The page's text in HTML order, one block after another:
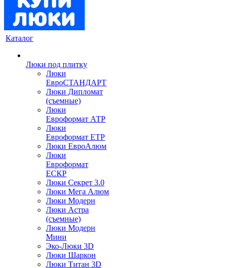
Каталог
Люки под плитку
Люки
ЕвроСТАНДАРТ
Люки Дипломат
(съемные)
Люки
Евроформат АТР
Люки
Евроформат ЕТР
Люки ЕвроАлюм
Люки
Евроформат
ЕСКР
Люки Секрет 3.0
Люки Мега Алюм
Люки Модерн
Люки Астра
(съемные)
Люки Модерн
Мини
Эко-Люки 3D
Люки Шаркон
Люки Титан 3D